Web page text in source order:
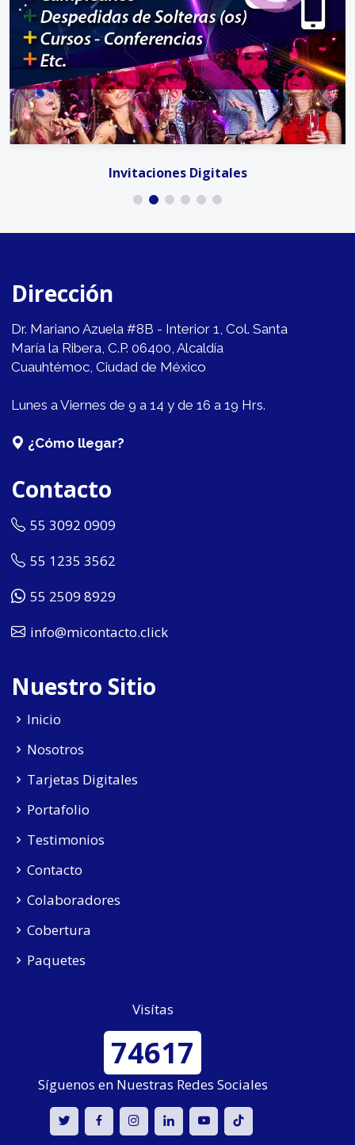
Invitaciones Digitales
Dirección
Dr. Mariano Azuela #8B - Interior 1, Col. Santa
María la Ribera, C.P. 06400, Alcaldía
Cuauhtémoc, Ciudad de México
Lunes a Viernes de 9 a 14 y de 16 a 19 Hrs.
¿Cómo llegar?
Contacto
55 3092 0909
55 1235 3562
55 2509 8929
info@micontacto.click
Nuestro Sitio
Inicio
Nosotros
Tarjetas Digitales
Portafolio
Testimonios
Contacto
Colaboradores
Cobertura
Paquetes
Visítas
74617
Síguenos en Nuestras Redes Sociales